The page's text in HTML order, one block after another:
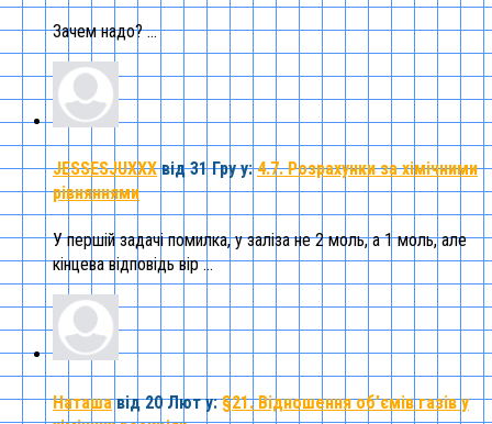
Зачем надо? ...
JESSESJUXXX від 31 Груу:4.7. Розрахунки за хімічними
рівняннями
У першій задачі помилка, у заліза не 2 моль, а 1 моль, але
кінцева відповідь вір ...
Наташа від 20 Люту:§21. Відношення об’ємів газів у